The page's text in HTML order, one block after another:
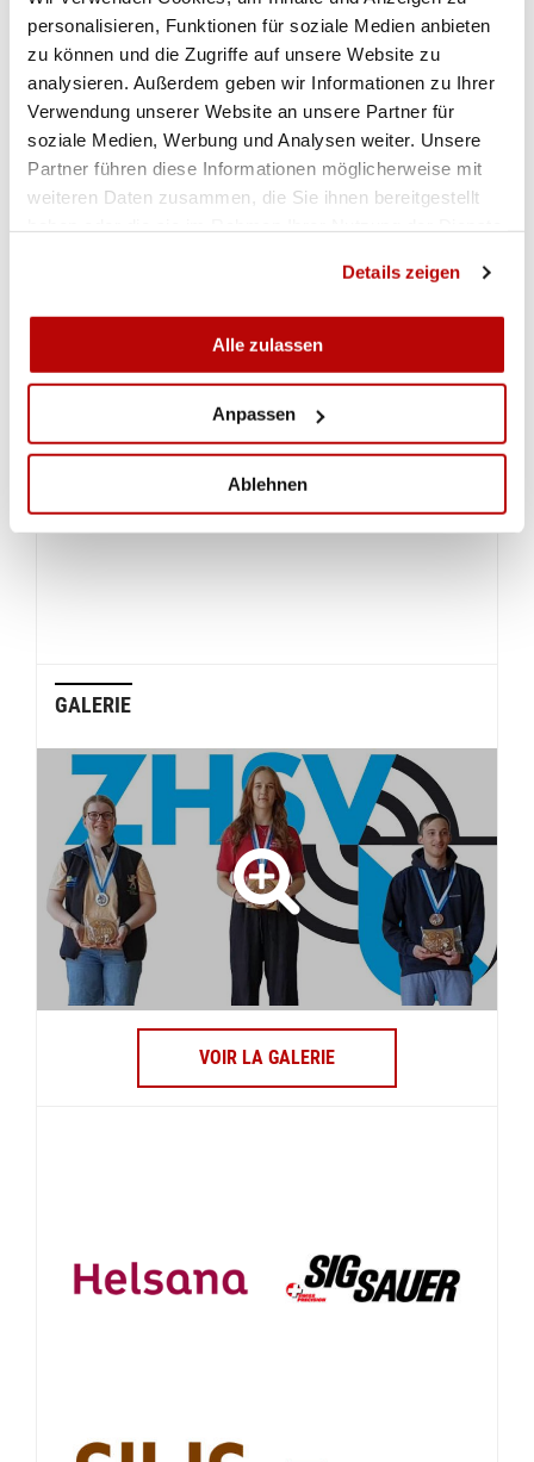
personalisieren, Funktionen für soziale Medien anbieten
zu können und die Zugriffe auf unsere Website zu
analysieren. Außerdem geben wir Informationen zu Ihrer
Verwendung unserer Website an unsere Partner für
soziale Medien, Werbung und Analysen weiter. Unsere
Partner führen diese Informationen möglicherweise mit
weiteren Daten zusammen, die Sie ihnen bereitgestellt
Details zeigen
Alle zulassen
Anpassen
Ablehnen
ORGANISATOREN ZEIGEN SICH ZUFRIEDEN
Der für den Wettkampf zuständige
Verbandsfunktionär des Zürcher
Schiesssportverbandes Jürg Benkert (Grafstal;
Chef Leistungssport) zeigte sich äusserst
zufrieden mit den zwei Wettkampftagen: «Wie
schon am letzten Wochenende, so hat auch an
diesem Wochenende alles hervorragend
ihnen dies mit spannenden, interessanten und in
jeder Hinsicht fairen Wettkämpfen gedankt!»
(Markus Roth)
GALERIE
VOIR LA GALERIE